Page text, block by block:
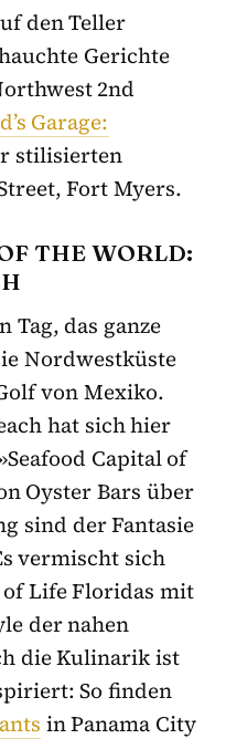
den Teller
Gerichte
2nd
Garage:
stilisierten
Fort Myers.
THE WORLD:
Tag, das ganze
Nordwestküste
von Mexiko.
hat sich hier
Capital of
Oyster Bars über
sind der Fantasie
vermischt sich
Life Floridas mit
der nahen
die Kulinarik ist
So finden
in Panama City